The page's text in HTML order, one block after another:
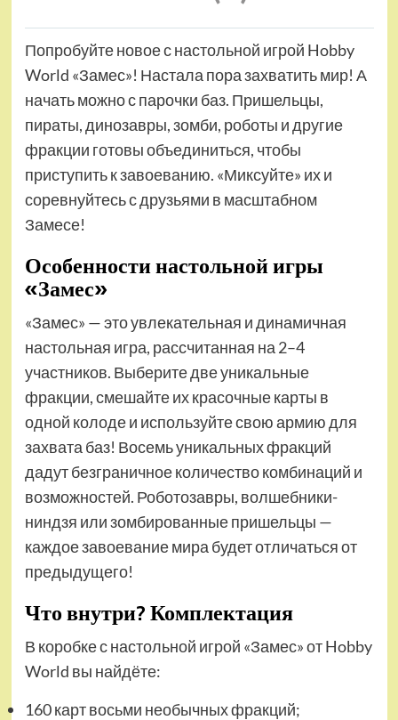
Попробуйте новое с настольной игрой Hobby
World «Замес»! Настала пора захватить мир! А
начать можно с парочки баз. Пришельцы,
пираты, динозавры, зомби, роботы и другие
фракции готовы объединиться, чтобы
приступить к завоеванию. «Миксуйте» их и
соревнуйтесь с друзьями в масштабном
Замесе!
Особенности настольной игры
«Замес»
«Замес» — это увлекательная и динамичная
настольная игра, рассчитанная на 2–4
участников. Выберите две уникальные
фракции, смешайте их красочные карты в
одной колоде и используйте свою армию для
захвата баз! Восемь уникальных фракций
дадут безграничное количество комбинаций и
возможностей. Роботозавры, волшебники-
ниндзя или зомбированные пришельцы —
каждое завоевание мира будет отличаться от
предыдущего!
Что внутри? Комплектация
В коробке с настольной игрой «Замес» от Hobby
World вы найдёте:
160 карт восьми необычных фракций;